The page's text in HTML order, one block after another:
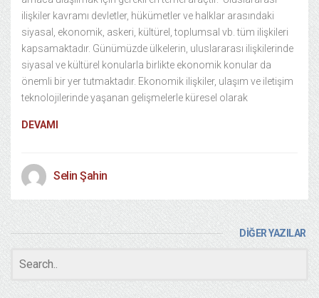
ilişkiler kavramı devletler, hükümetler ve halklar arasındaki
siyasal, ekonomik, askeri, kültürel, toplumsal vb. tüm ilişkileri
kapsamaktadır. Günümüzde ülkelerin, uluslararası ilişkilerinde
siyasal ve kültürel konularla birlikte ekonomik konular da
önemli bir yer tutmaktadır. Ekonomik ilişkiler, ulaşım ve iletişim
teknolojilerinde yaşanan gelişmelerle küresel olarak
DEVAMI
Selin Şahin
DİĞER YAZILAR